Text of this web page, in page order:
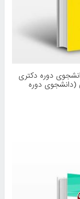
کرمی (دانشجوی دوره دکتری
(دانشجوی دوره